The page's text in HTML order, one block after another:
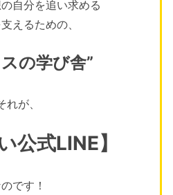
自分を追い求める
えるための、
の学び舎”
れが、
公式LINE】
です！